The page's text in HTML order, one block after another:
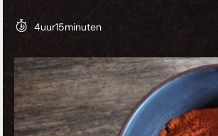
4uur15minuten